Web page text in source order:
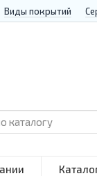
Виды покрытий